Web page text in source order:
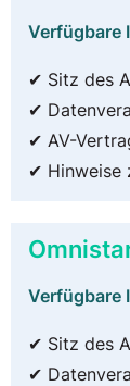
Verfügbare
✔ Sitz des
✔
✔ AV-
✔ Hinweise
Verfügbare
✔ Sitz des
✔